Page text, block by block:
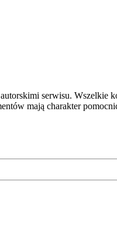
serwisu. Wszelkie
mają charakter